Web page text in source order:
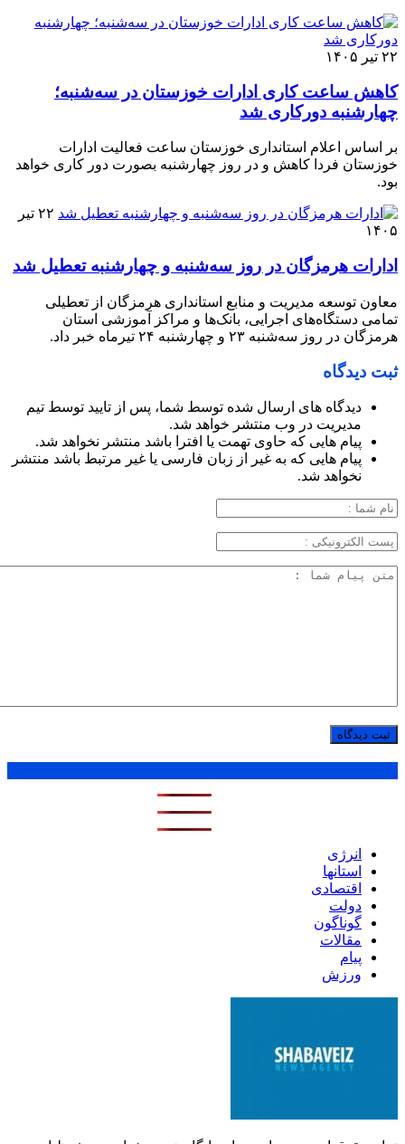
۲۲ تیر ۱۴۰۵
کاهش ساعت کاری ادارات خوزستان در سه‌شنبه؛
چهارشنبه دورکاری شد
بر اساس اعلام استانداری خوزستان ساعت فعالیت ادارات
خوزستان فردا کاهش و در روز چهارشنبه بصورت دور کاری خواهد
بود.
۲۲ تیر
۱۴۰۵
ادارات هرمزگان در روز سه‌شنبه و چهارشنبه تعطیل شد
معاون توسعه مدیریت و منابع استانداری هرمزگان از تعطیلی
تمامی دستگاه‌های اجرایی، بانک‌ها و مراکز آموزشی استان
هرمزگان در روز سه‌شنبه ۲۳ و چهارشنبه ۲۴ تیرماه خبر داد.
ثبت دیدگاه
دیدگاه های ارسال شده توسط شما، پس از تایید توسط تیم
مدیریت در وب منتشر خواهد شد.
پیام هایی که حاوی تهمت یا افترا باشد منتشر نخواهد شد.
پیام هایی که به غیر از زبان فارسی یا غیر مرتبط باشد منتشر
نخواهد شد.
انرژی
استانها
اقتصادی
دولت
گوناگون
مقالات
پیام
ورزش